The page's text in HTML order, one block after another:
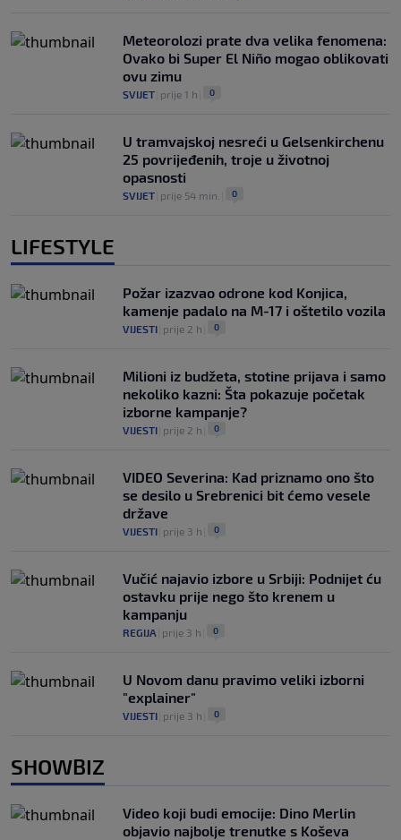
Meteorolozi prate dva velika fenomena:
Ovako bi Super El Niño mogao oblikovati
ovu zimu
SVIJET prije 1 h 0
U tramvajskoj nesreći u Gelsenkirchenu
25 povrijeđenih, troje u životnoj
opasnosti
SVIJET prije 54 min. 0
LIFESTYLE
Požar izazvao odrone kod Konjica,
kamenje padalo na M-17 i oštetilo vozila
VIJESTI prije 2 h 0
Milioni iz budžeta, stotine prijava i samo
nekoliko kazni: Šta pokazuje početak
izborne kampanje?
VIJESTI prije 2 h 0
VIDEO Severina: Kad priznamo ono što
se desilo u Srebrenici bit ćemo vesele
države
VIJESTI prije 3 h 0
Vučić najavio izbore u Srbiji: Podnijet ću
ostavku prije nego što krenem u
kampanju
REGIJA prije 3 h 0
U Novom danu pravimo veliki izborni
"explainer"
VIJESTI prije 3 h 0
SHOWBIZ
Video koji budi emocije: Dino Merlin
objavio najbolje trenutke s Koševa